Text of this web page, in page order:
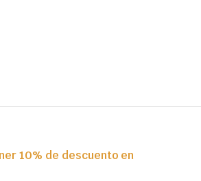
10% de descuento en